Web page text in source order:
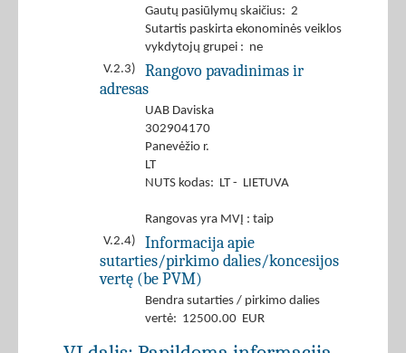
Gautų pasiūlymų skaičius: 2
Sutartis paskirta ekonominės veiklos
vykdytojų grupei : ne
V.2.3)
Rangovo pavadinimas ir
adresas
UAB Daviska
302904170
Panevėžio r.
LT
NUTS kodas: LT - LIETUVA
Rangovas yra MVĮ : taip
V.2.4)
Informacija apie
sutarties/pirkimo dalies/koncesijos
vertę (be PVM)
Bendra sutarties / pirkimo dalies
vertė: 12500.00 EUR